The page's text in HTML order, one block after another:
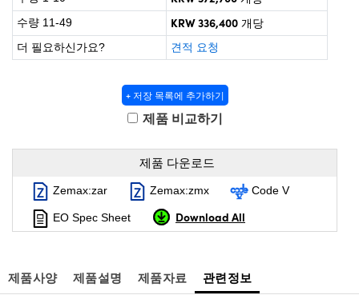
수량 11-49
KRW 336,400 개당
더 필요하신가요?
견적 요청
+ 저장 목록에 추가하기
제품 비교하기
제품 다운로드
Zemax:zar Zemax:zmx Code V
EO Spec Sheet Download All
제품사양 제품설명 제품자료 관련정보